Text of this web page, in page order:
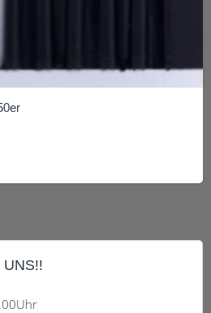
UNS!!